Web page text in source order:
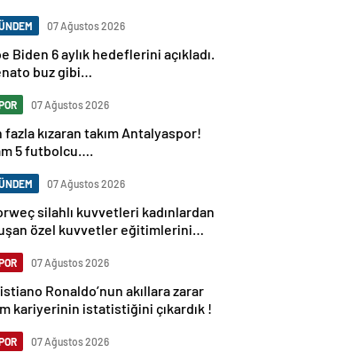
07 Ağustos 2026
Biden 6 aylık hedeflerini açıkladı.
buz gibi…
07 Ağustos 2026
fazla kızaran takım Antalyaspor!
5 futbolcu….
07 Ağustos 2026
silahlı kuvvetleri kadınlardan
özel kuvvetler eğitimlerini
07 Ağustos 2026
Ronaldo’nun akıllara zarar
kariyerinin istatistiğini çıkardık !
07 Ağustos 2026